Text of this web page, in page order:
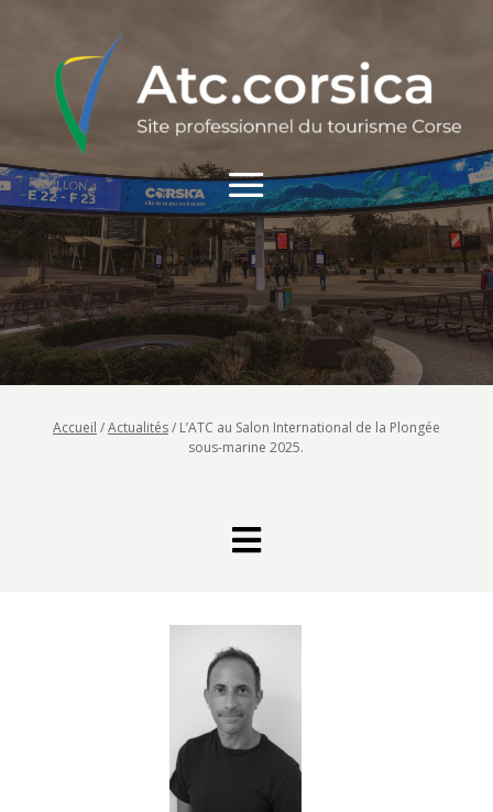
Accueil /Actualités/ L’ATC au Salon International de la Plongée
sous-marine 2025.
